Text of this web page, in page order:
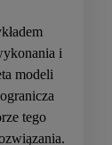
i
modeli
tego